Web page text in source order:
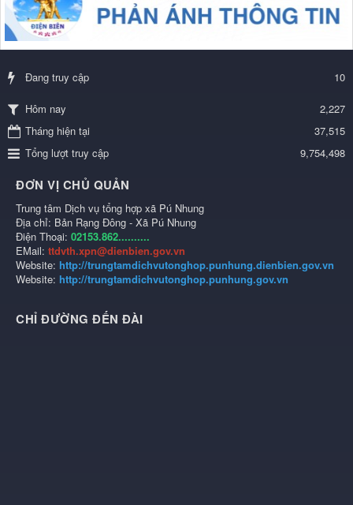
Đang truy cập 10
Hôm nay
2,227
Tháng hiện tại
37,515
Tổng lượt truy cập
9,754,498
ĐƠN VỊ CHỦ QUẢN
Trung tâm Dịch vụ tổng hợp xã Pú Nhung
Địa chỉ: Bản Rạng Đông - Xã Pú Nhung
Điện Thoại: 02153.862..........
EMail: ttdvth.xpn@dienbien.gov.vn
Website: http://trungtamdichvutonghop.punhung.dienbien.gov.vn
Website: http://trungtamdichvutonghop.punhung.gov.vn
CHỈ ĐƯỜNG ĐẾN ĐÀI